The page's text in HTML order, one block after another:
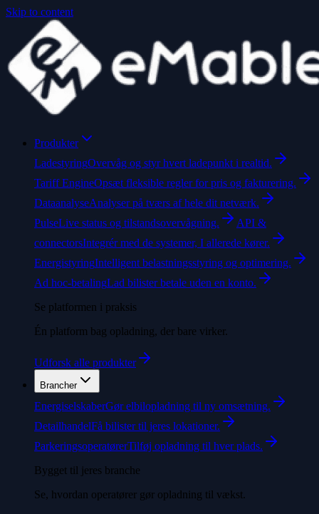
Skip to content
Produkter
LadestyringOvervåg og styr hvert ladepunkt i realtid.
Tariff EngineOpsæt fleksible regler for pris og fakturering.
DataanalyseAnalyser på tværs af hele dit netværk.
PulseLive status og tilstandsovervågning.
API &
connectorsIntegrér med de systemer, I allerede kører.
EnergistyringIntelligent belastningsstyring og optimering.
Ad hoc-betalingLad bilister betale uden en konto.
Se platformen i praksis
Én platform bag opladning, der bare virker.
Udforsk alle produkter
Brancher
EnergiselskaberGør elbilopladning til ny omsætning.
DetailhandelFå bilister til jeres lokationer.
ParkeringsoperatørerTilføj opladning til hver plads.
Bygget til jeres branche
Se, hvordan operatører gør opladning til vækst.